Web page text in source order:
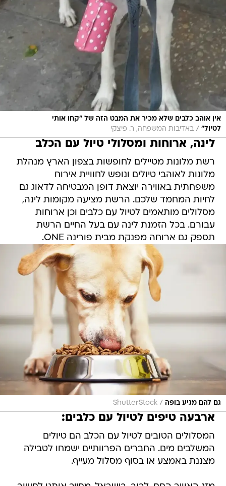
אין אוהב כלבים שלא מכיר את המבט הזה של "קחו אותי
לטיול" / באדיבות המשפחה, ר. פיצקי
לינה, ארוחות ומסלולי טיול עם הכלב
רשת מלונות מטיילים לחופשות בצפון הארץ מנהלת
מלונות לאוהבי טיולים ונופש לחוויית אירוח
משפחתית באווירה יוצאת דופן המבטיחה לדאוג גם
לחיות המחמד שלכם. הרשת מציעה מקומות לינה,
מסלולים מותאמים לטיול עם כלבים וכן ארוחות
עבורם. בכל הזמנת לינה עם בעל החיים הרשת
תספק גם ארוחה מפנקת מבית פורינה ONE.
גם להם מגיע בופה /
ShutterStock
ארבעה טיפים לטיול עם כלבים:
המסלולים הטובים לטיול עם הכלב הם טיולים
המשלבים מים. החברים הפרוותיים ישמחו לטבילה
מצננת באמצע או בסוף מסלול מעייף.